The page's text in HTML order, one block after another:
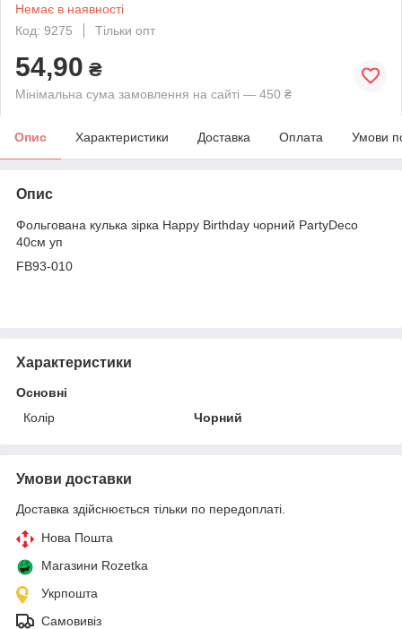
Немає в наявності
Код: 9275
Тільки опт
54,90 ₴
Мінімальна сума замовлення на сайті — 450 ₴
Опис Характеристики Доставка Оплата Умови
Опис
Фольгована кулька зірка Happy Birthday чорний PartyDeco
40см уп
FB93-010
Характеристики
Основні
Колір
Чорний
Умови доставки
Доставка здійснюється тільки по передоплаті.
Нова Пошта
Магазини Rozetka
Укрпошта
Самовивіз